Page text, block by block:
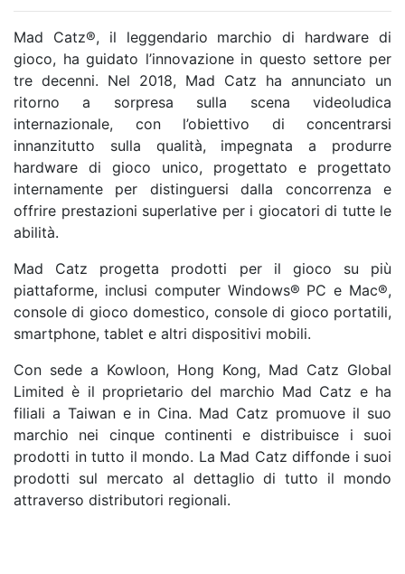
Mad Catz®, il leggendario marchio di hardware di
gioco, ha guidato l’innovazione in questo settore per
tre decenni. Nel 2018, Mad Catz ha annunciato un
ritorno a sorpresa sulla scena videoludica
internazionale, con l’obiettivo di concentrarsi
innanzitutto sulla qualità, impegnata a produrre
hardware di gioco unico, progettato e progettato
internamente per distinguersi dalla concorrenza e
offrire prestazioni superlative per i giocatori di tutte le
abilità.
Mad Catz progetta prodotti per il gioco su più
piattaforme, inclusi computer Windows® PC e Mac®,
console di gioco domestico, console di gioco portatili,
smartphone, tablet e altri dispositivi mobili.
Con sede a Kowloon, Hong Kong, Mad Catz Global
Limited è il proprietario del marchio Mad Catz e ha
filiali a Taiwan e in Cina. Mad Catz promuove il suo
marchio nei cinque continenti e distribuisce i suoi
prodotti in tutto il mondo. La Mad Catz diffonde i suoi
prodotti sul mercato al dettaglio di tutto il mondo
attraverso distributori regionali.